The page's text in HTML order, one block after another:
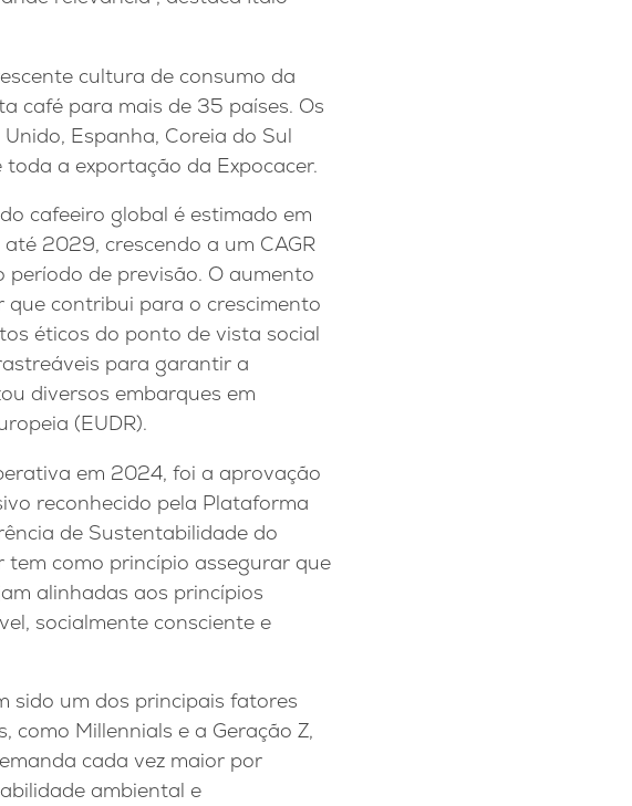
cultura de consumo da
café para mais de 35 países. Os
Espanha, Coreia do Sul
a exportação da Expocacer.
cafeeiro global é estimado em
2029, crescendo a um CAGR
período de previsão. O aumento
contribui para o crescimento
éticos do ponto de vista social
para garantir a
diversos embarques em
(EUDR).
em 2024, foi a aprovação
reconhecido pela Plataforma
de Sustentabilidade do
tem como princípio assegurar que
alinhadas aos princípios
socialmente consciente e
sido um dos principais fatores
como Millennials e a Geração Z,
cada vez maior por
ambiental e